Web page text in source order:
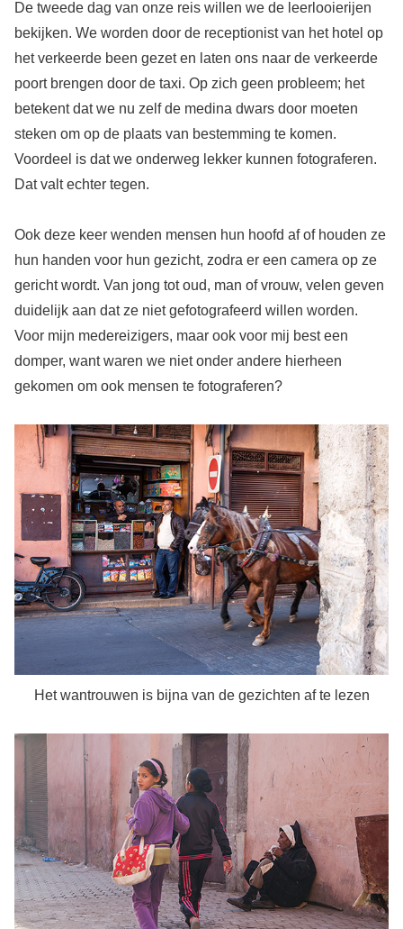
De tweede dag van onze reis willen we de leerlooierijen
bekijken. We worden door de receptionist van het hotel op
het verkeerde been gezet en laten ons naar de verkeerde
poort brengen door de taxi. Op zich geen probleem; het
betekent dat we nu zelf de medina dwars door moeten
steken om op de plaats van bestemming te komen.
Voordeel is dat we onderweg lekker kunnen fotograferen.
Dat valt echter tegen.
Ook deze keer wenden mensen hun hoofd af of houden ze
hun handen voor hun gezicht, zodra er een camera op ze
gericht wordt. Van jong tot oud, man of vrouw, velen geven
duidelijk aan dat ze niet gefotografeerd willen worden.
Voor mijn medereizigers, maar ook voor mij best een
domper, want waren we niet onder andere hierheen
gekomen om ook mensen te fotograferen?
Het wantrouwen is bijna van de gezichten af te lezen